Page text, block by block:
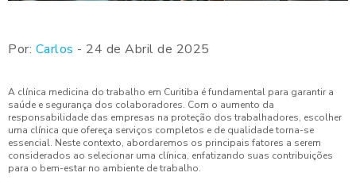
Por: Carlos - 24 de Abril de 2025
A clínica medicina do trabalho em Curitiba é fundamental para garantir a
saúde e segurança dos colaboradores. Com o aumento da
responsabilidade das empresas na proteção dos trabalhadores, escolher
uma clínica que ofereça serviços completos e de qualidade torna-se
essencial. Neste contexto, abordaremos os principais fatores a serem
considerados ao selecionar uma clínica, enfatizando suas contribuições
para o bem-estar no ambiente de trabalho.